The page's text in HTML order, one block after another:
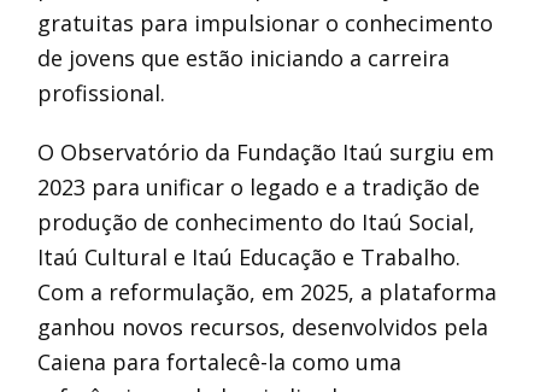
gratuitas para impulsionar o conhecimento
de jovens que estão iniciando a carreira
profissional.
O Observatório da Fundação Itaú surgiu em
2023 para unificar o legado e a tradição de
produção de conhecimento do Itaú Social,
Itaú Cultural e Itaú Educação e Trabalho.
Com a reformulação, em 2025, a plataforma
ganhou novos recursos, desenvolvidos pela
Caiena para fortalecê-la como uma